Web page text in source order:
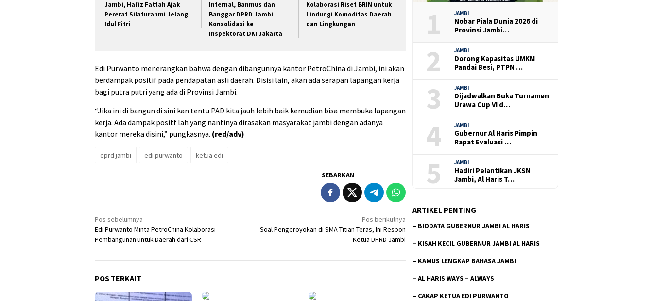
Jambi, Hafiz Fattah Ajak
Pererat Silaturahmi Jelang
Idul Fitri
Internal, Banmus dan
Banggar DPRD Jambi
Konsolidasi ke
Inspektorat DKI Jakarta
Kolaborasi Riset BRIN untuk
Lindungi Komoditas Daerah
dan Lingkungan
Edi Purwanto menerangkan bahwa dengan dibangunnya kantor PetroChina di Jambi, ini akan
berdampak positif pada pendapatan asli daerah. Disisi lain, akan ada serapan lapangan kerja
bagi putra putri yang ada di Provinsi Jambi.
“Jika ini di bangun di sini kan tentu PAD kita jauh lebih baik kemudian bisa membuka lapangan
kerja. Ada dampak positf lah yang nantinya dirasakan masyarakat jambi dengan adanya
kantor mereka disini,” pungkasnya. (red/adv)
dprd jambi edi purwanto ketua edi
SEBARKAN
Navigasi
pos
Pos sebelumnya
Edi Purwanto Minta PetroChina Kolaborasi
Pembangunan untuk Daerah dari CSR
Pos berikutnya
Soal Pengeroyokan di SMA Titian Teras, Ini Respon
Ketua DPRD Jambi
POS TERKAIT
1 JAMBI
Nobar Piala Dunia 2026 di
Provinsi Jambi…
2 JAMBI
Dorong Kapasitas UMKM
Pandai Besi, PTPN …
3 JAMBI
Dijadwalkan Buka Turnamen
Urawa Cup VI d…
4 JAMBI
Gubernur Al Haris Pimpin
Rapat Evaluasi …
5 JAMBI
Hadiri Pelantikan JKSN
Jambi, Al Haris T…
ARTIKEL PENTING
– BIODATA GUBERNUR JAMBI AL HARIS
– KISAH KECIL GUBERNUR JAMBI AL HARIS
– KAMUS LENGKAP BAHASA JAMBI
–AL HARIS WAYS – ALWAYS
– CAKAP KETUA EDI PURWANTO